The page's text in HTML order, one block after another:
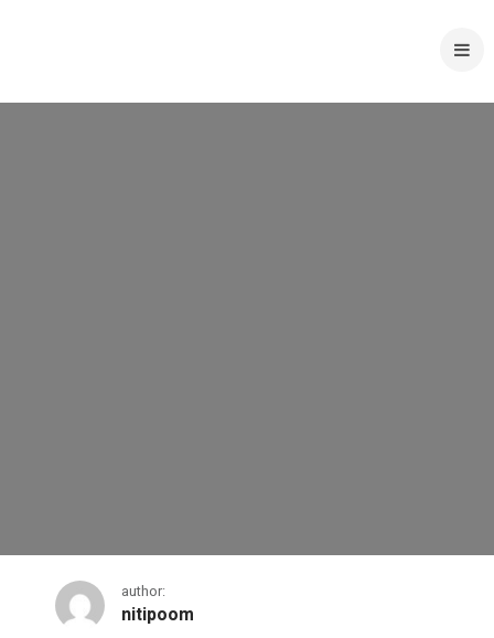
editorials6-comprezor
author:
nitipoom